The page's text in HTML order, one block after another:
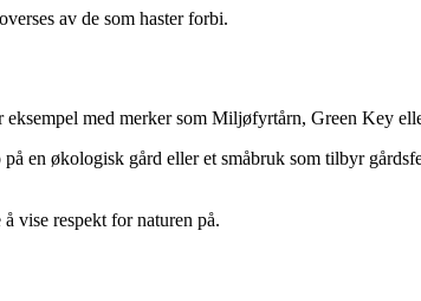
av de som haster forbi.
med merker som Miljøfyrtårn, Green Key
en økologisk gård eller et småbruk som tilbyr
vise respekt for naturen på.